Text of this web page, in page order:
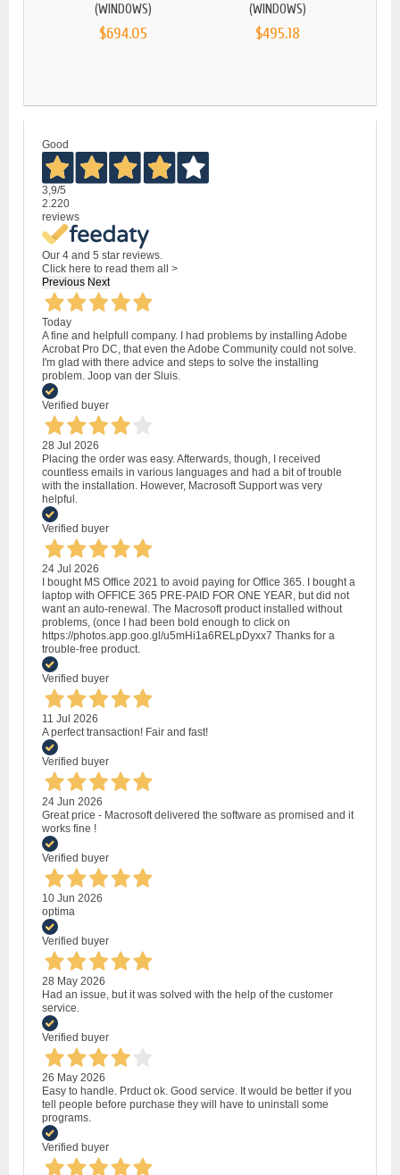
(WINDOWS)
$694.05
(WINDOWS)
$495.18
Good
3,9/5
2.220
reviews
Our 4 and 5 star reviews.
Click here to read them all >
Previous Next
Today
A fine and helpfull company. I had problems by installing Adobe
Acrobat Pro DC, that even the Adobe Community could not solve.
I'm glad with there advice and steps to solve the installing
problem. Joop van der Sluis.
Verified buyer
28 Jul 2026
Placing the order was easy. Afterwards, though, I received
countless emails in various languages and had a bit of trouble
with the installation. However, Macrosoft Support was very
helpful.
Verified buyer
24 Jul 2026
I bought MS Office 2021 to avoid paying for Office 365. I bought a
laptop with OFFICE 365 PRE-PAID FOR ONE YEAR, but did not
want an auto-renewal. The Macrosoft product installed without
problems, (once I had been bold enough to click on
https://photos.app.goo.gl/u5mHi1a6RELpDyxx7 Thanks for a
trouble-free product.
Verified buyer
11 Jul 2026
A perfect transaction! Fair and fast!
Verified buyer
24 Jun 2026
Great price - Macrosoft delivered the software as promised and it
works fine !
Verified buyer
10 Jun 2026
optima
Verified buyer
28 May 2026
Had an issue, but it was solved with the help of the customer
service.
Verified buyer
26 May 2026
Easy to handle. Prduct ok. Good service. It would be better if you
tell people before purchase they will have to uninstall some
programs.
Verified buyer